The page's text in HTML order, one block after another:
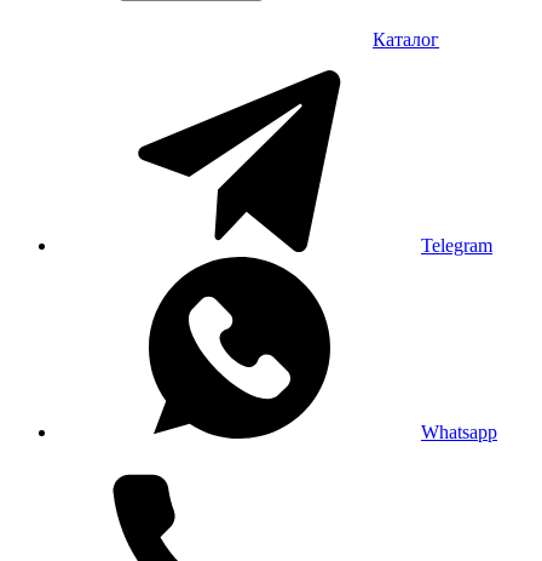
Каталог
Telegram
Whatsapp